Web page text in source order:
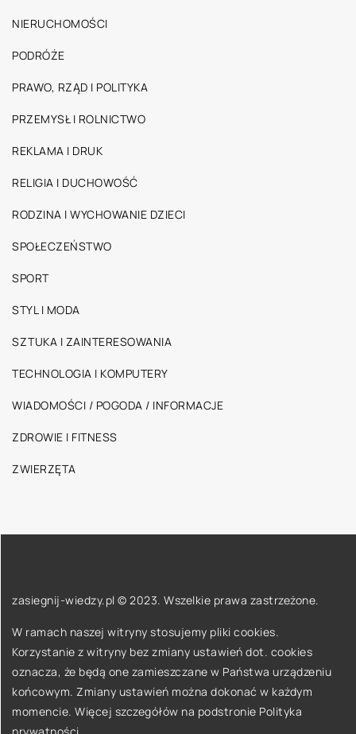
NIERUCHOMOŚCI
PODRÓŻE
PRAWO, RZĄD I POLITYKA
PRZEMYSŁ I ROLNICTWO
REKLAMA I DRUK
RELIGIA I DUCHOWOŚĆ
RODZINA I WYCHOWANIE DZIECI
SPOŁECZEŃSTWO
SPORT
STYL I MODA
SZTUKA I ZAINTERESOWANIA
TECHNOLOGIA I KOMPUTERY
WIADOMOŚCI / POGODA / INFORMACJE
ZDROWIE I FITNESS
ZWIERZĘTA
zasiegnij-wiedzy.pl © 2023. Wszelkie prawa zastrzeżone.
W ramach naszej witryny stosujemy pliki cookies.
Korzystanie z witryny bez zmiany ustawień dot. cookies
oznacza, że będą one zamieszczane w Państwa urządzeniu
końcowym. Zmiany ustawień można dokonać w każdym
momencie. Więcej szczegółów na podstronie Polityka